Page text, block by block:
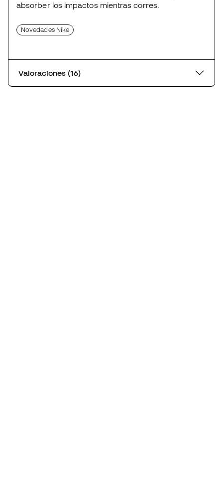
absorber los impactos mientras corres.
Novedades Nike
Valoraciones (16)